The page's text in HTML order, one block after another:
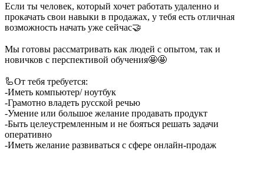
Если ты человек, который хочет работать удаленно и
прокачать свои навыки в продажах, у тебя есть отличная
возможность начать уже сейчас🤝
Мы готовы рассматривать как людей с опытом, так и
новичков с перспективой обучения🤩🤩
🦾От тебя требуется:
-Иметь компьютер/ ноутбук
-Грамотно владеть русской речью
-Умение или большое желание продавать продукт
-Быть целеустремленным и не бояться решать задачи
оперативно
-Иметь желание развиваться с сфере онлайн-продаж